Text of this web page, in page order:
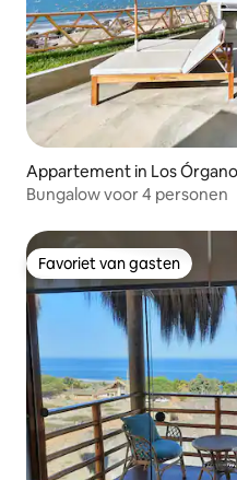
Appartement in Los
Bungalow voor 4 personen
Favoriet van gasten
Favoriet van gasten